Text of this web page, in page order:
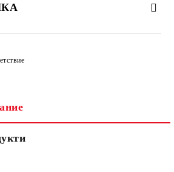
в рамките на работния ден.